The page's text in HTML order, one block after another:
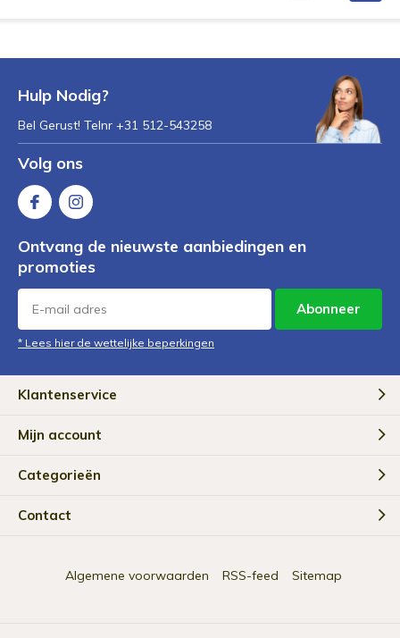
Hulp Nodig?
Bel Gerust! Telnr +31 512-543258
Volg ons
Ontvang de nieuwste aanbiedingen en
promoties
Abonneer
* Lees hier de wettelijke beperkingen
Klantenservice
Mijn account
Categorieën
Contact
Algemene voorwaarden RSS-feed Sitemap